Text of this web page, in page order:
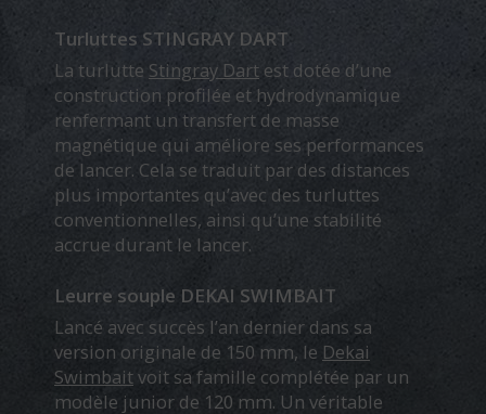
Turluttes STINGRAY DART
La turlutte Stingray Dart est dotée d’une
construction profilée et hydrodynamique
renfermant un transfert de masse
magnétique qui améliore ses performances
de lancer. Cela se traduit par des distances
plus importantes qu’avec des turluttes
conventionnelles, ainsi qu’une stabilité
accrue durant le lancer.
Leurre souple DEKAI SWIMBAIT
Lancé avec succès l’an dernier dans sa
version originale de 150 mm, le Dekai
Swimbaitvoit sa famille complétée par un
modèle junior de 120 mm. Un véritable